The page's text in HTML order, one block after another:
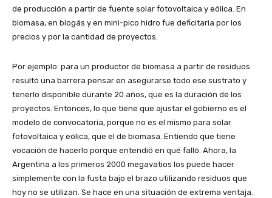
de producción a partir de fuente solar fotovoltaica y eólica. En
biomasa, en biogás y en mini-pico hidro fue deficitaria por los
precios y por la cantidad de proyectos.
Por ejemplo: para un productor de biomasa a partir de residuos
resultó una barrera pensar en asegurarse todo ese sustrato y
tenerlo disponible durante 20 años, que es la duración de los
proyectos. Entonces, lo que tiene que ajustar el gobierno es el
modelo de convocatoria, porque no es el mismo para solar
fotovoltaica y eólica, que el de biomasa. Entiendo que tiene
vocación de hacerlo porque entendió en qué falló. Ahora, la
Argentina a los primeros 2000 megavatios los puede hacer
simplemente con la fusta bajo el brazo utilizando residuos que
hoy no se utilizan. Se hace en una situación de extrema ventaja.